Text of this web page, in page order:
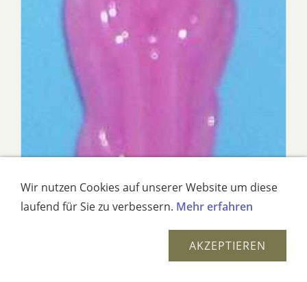
Wir nutzen Cookies auf unserer Website um diese
laufend für Sie zu verbessern. Mehr erfahren
AKZEPTIEREN